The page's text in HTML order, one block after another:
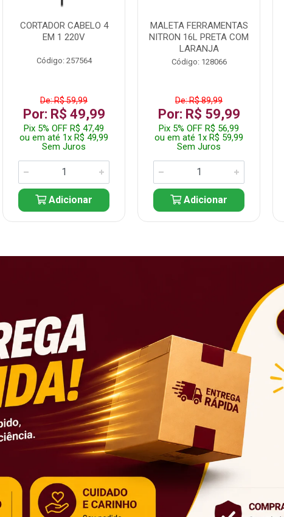
CORTADOR CABELO 4
EM 1 220V
Código: 257564
De: R$ 59,99
Por: R$ 49,99
Pix 5% OFF R$ 47,49
ou em até 1x R$ 49,99
Sem Juros
Adicionar
MALETA FERRAMENTAS
NITRON 16L PRETA COM
LARANJA
Código: 128066
De: R$ 89,99
Por: R$ 59,99
Pix 5% OFF R$ 56,99
ou em até 1x R$ 59,99
Sem Juros
Adicionar